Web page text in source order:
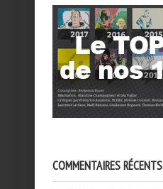
COMMENTAIRES RÉCENTS